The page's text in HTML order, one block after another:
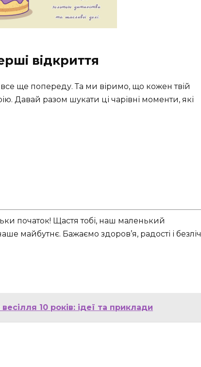
відкриття
все ще попереду. Та ми віримо, що кожен твій
Давай разом шукати ці чарівні моменти, які
початок! Щастя тобі, наш маленький
майбутнє. Бажаємо здоров’я, радості і безліч
10 років: ідеї та приклади